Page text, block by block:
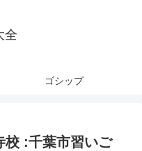
全
ゴシップ
:千葉市習いご